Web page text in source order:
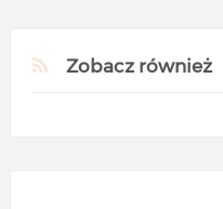
Zobacz również